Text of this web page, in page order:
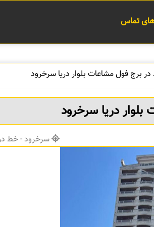
های تماس
برج فول مشاعات بلوار دریا سرخرود
دریا سرخرود
سرخرود - خط دریا 10-06-